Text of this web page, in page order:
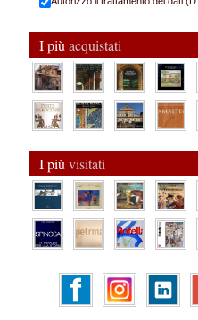
I più acquistati
I più visitati